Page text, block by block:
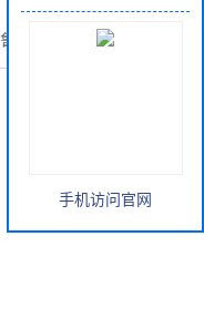
鲁西丙酸现货价格
手机访问官网